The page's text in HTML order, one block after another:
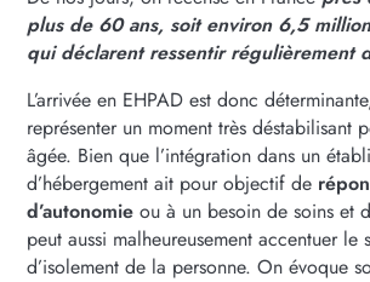
plus de 60 ans, soit environ 6,5
qui déclarent ressentir régulièrement
L’arrivée en EHPAD est donc
représenter un moment très déstabilisant
âgée. Bien que l’intégration dans un
d’hébergement ait pour objectif de
d’autonomie ou à un besoin de soins et
peut aussi malheureusement accentuer le
d’isolement de la personne. On évoque